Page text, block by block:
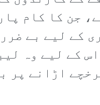
جن کا کام
کے لیے بے
کے لیے وہ
اڑانے پر